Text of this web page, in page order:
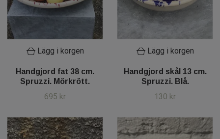
Lägg i korgen
Handgjord fat 38 cm.
Spruzzi. Mörkrött.
695 kr
Lägg i korgen
Handgjord skål 13 cm.
Spruzzi. Blå.
130 kr